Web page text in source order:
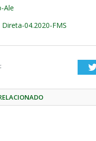
Ale
04.2020-FMS